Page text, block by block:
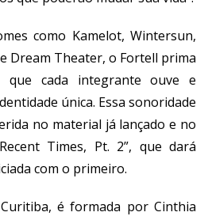
como Kamelot, Wintersun,
Dream Theater, o Fortell prima
que cada integrante ouve e
única. Essa sonoridade
no material já lançado e no
Times, Pt. 2”, que dará
com o primeiro.
é formada por Cinthia